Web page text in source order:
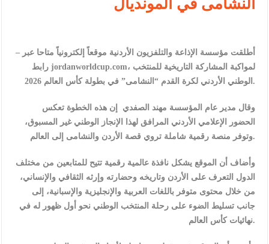
– أطلقت مؤسسة الإذاعة والتلفزيون الأردنية موقعاً إلكترونياً متاحا عبر
رابط jordanworldcup.com، لمواكبة المشاركة التاريخية للمنتخب
الوطني الأردني لكرة القدم “النشامى” في بطولة كأس العالم 2026.
وقال مدير عام المؤسسة مهند الصفدي إن هذه الخطوة تعكس
الحضور الإعلامي الأردني المرافق لهذا الإنجاز الوطني غير المسبوق،
وتوفر منصة رقمية شاملة تروي قصة الأردن والنشامى إلى العالم.
وأضاف أن الموقع يشكل نافذة عالمية رقمية تتيح للمتابعين من مختلف
الدول التعرف على الأردن وتاريخه وحضارته وإرثه الثقافي والإنساني،
من خلال محتوى متوفر باللغات العربية والإنجليزية والإسبانية، إلى
جانب تسليط الضوء على رحلة المنتخب الوطني نحو أول ظهور له في
نهائيات كأس العالم.